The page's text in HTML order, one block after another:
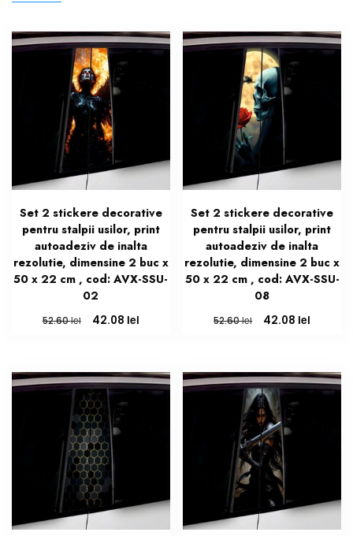
Set 2 stickere decorative
pentru stalpii usilor, print
autoadeziv de inalta
rezolutie, dimensine 2 buc x
50 x 22 cm , cod: AVX-SSU-
02
52.60lei
Prețul
52.60 lei.
42.08 leiPrețul
Set 2 stickere decorative
pentru stalpii usilor, print
autoadeziv de inalta
rezolutie, dimensine 2 buc x
50 x 22 cm , cod: AVX-SSU-
08
52.60lei
Prețul
52.60 lei.
42.08 lei